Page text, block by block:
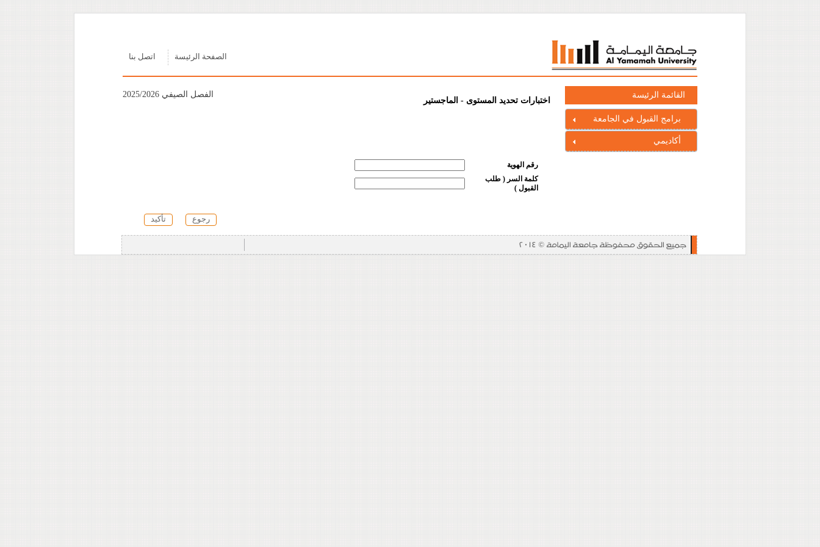
اتصل بنا الصفحة الرئيسة
القائمة الرئيسة
برامج القبول في الجامعة
أكاديمي
اختبارات تحديد المستوى - الماجستير
الفصل الصيفي 2025/2026
رقم الهوية
كلمة السر ( طلب
القبول )
رجوع تأكيد